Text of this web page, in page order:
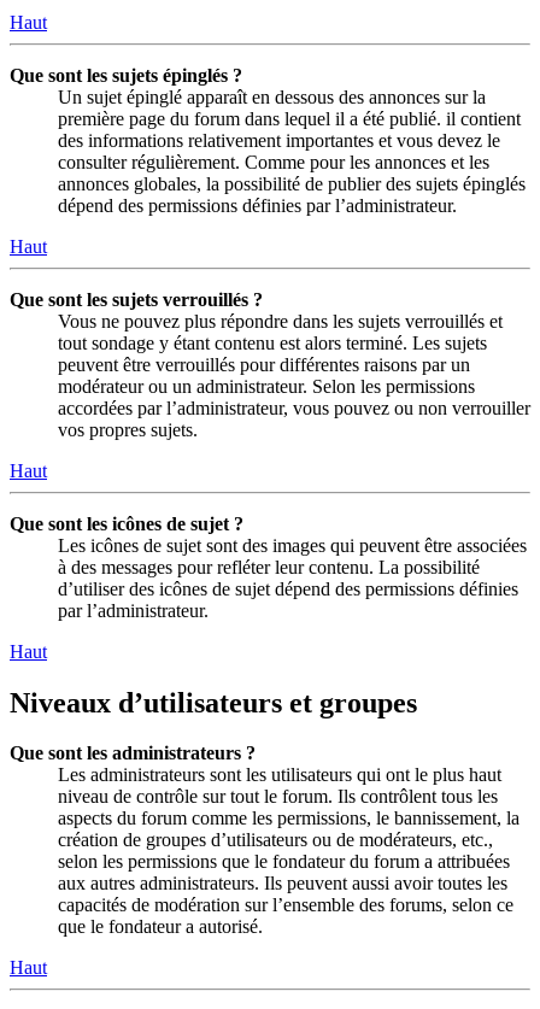
Haut
Que sont les sujets épinglés ?
Un sujet épinglé apparaît en dessous des annonces sur la
première page du forum dans lequel il a été publié. il contient
des informations relativement importantes et vous devez le
consulter régulièrement. Comme pour les annonces et les
annonces globales, la possibilité de publier des sujets épinglés
dépend des permissions définies par l’administrateur.
Haut
Que sont les sujets verrouillés ?
Vous ne pouvez plus répondre dans les sujets verrouillés et
tout sondage y étant contenu est alors terminé. Les sujets
peuvent être verrouillés pour différentes raisons par un
modérateur ou un administrateur. Selon les permissions
accordées par l’administrateur, vous pouvez ou non verrouiller
vos propres sujets.
Haut
Que sont les icônes de sujet ?
Les icônes de sujet sont des images qui peuvent être associées
à des messages pour refléter leur contenu. La possibilité
d’utiliser des icônes de sujet dépend des permissions définies
par l’administrateur.
Haut
Niveaux d’utilisateurs et groupes
Que sont les administrateurs ?
Les administrateurs sont les utilisateurs qui ont le plus haut
niveau de contrôle sur tout le forum. Ils contrôlent tous les
aspects du forum comme les permissions, le bannissement, la
création de groupes d’utilisateurs ou de modérateurs, etc.,
selon les permissions que le fondateur du forum a attribuées
aux autres administrateurs. Ils peuvent aussi avoir toutes les
capacités de modération sur l’ensemble des forums, selon ce
que le fondateur a autorisé.
Haut